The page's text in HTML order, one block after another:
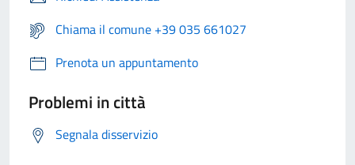
Chiama il comune +39 035 661027
Prenota un appuntamento
Problemi in città
Segnala disservizio